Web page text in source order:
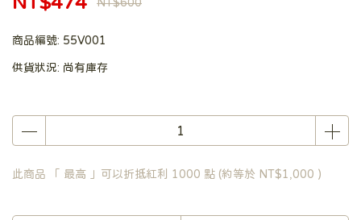
商品編號: 55V001
供貨狀況: 尚有庫存
此商品 「 最高 」可以折抵紅利 1000 點 (約等於 NT$1,000 )